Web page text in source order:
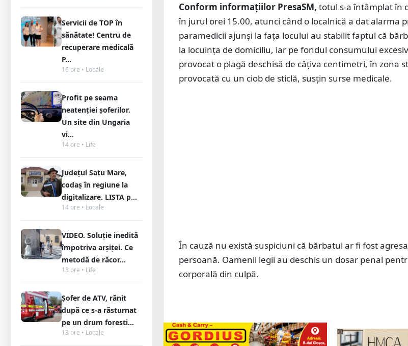
Servicii de TOP în
sănătate! Centru de
recuperare medicală
P...
16 ore • Locale
Profit pe seama
neatenției șoferilor.
Un site din Ungaria
vi...
14 ore • Life
Județul Satu Mare,
codaș în regiune la
digitalizare. LISTA p...
14 ore • Locale
VIDEO. Soluție inedită
împotriva arșiței. Ce
metodă de răcor...
13 ore • Life
Șofer de ATV, rănit
după ce s-a răsturnat
pe un drum foresti...
13 ore • Locale
Conform informațiilor PresaSM, totul s-a întâmplat în
în jurul orei 15.00, atunci când o localnică a dat alarma
paramedicii ajunși la fața locului au stabilit faptul că
la locuinţa de domiciliu, iar pe fondul consumului
provocat o plagă deschisă de câțiva centimetri, în zona
provocată cu un ciob de sticlă, susțin surse medicale.
În cauză nu există suspiciuni că bărbatul ar fi fost
persoană. Oamenii legii au deschis un dosar penal
corporală din culpă.